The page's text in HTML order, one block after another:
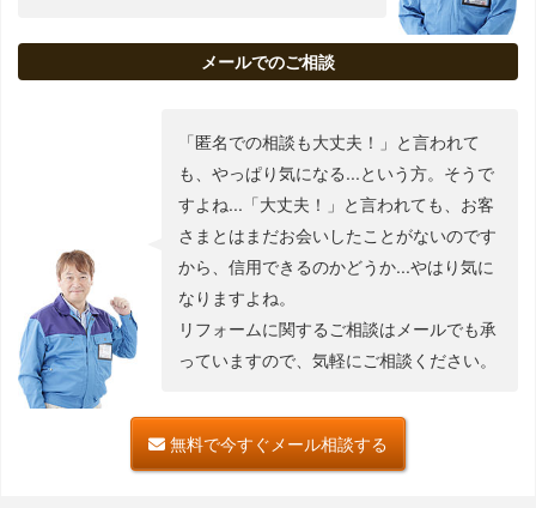
メールでのご相談
「匿名での相談も大丈夫！」と言われて
も、やっぱり気になる...という方。そうで
すよね...「大丈夫！」と言われても、お客
さまとはまだお会いしたことがないのです
から、信用できるのかどうか...やはり気に
なりますよね。
リフォームに関するご相談はメールでも承
っていますので、気軽にご相談ください。
無料で今すぐメール相談する